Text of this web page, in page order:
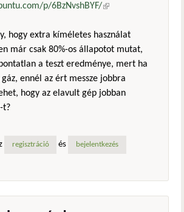
p/6BzNvshBYF/(külső
hogy extra kíméletes használat
már csak 80%-os állapotot mutat,
a teszt eredménye, mert ha
ennél az ért messze jobbra
hogy az elavult gép jobban
t?
regisztráció és bejelentkezés